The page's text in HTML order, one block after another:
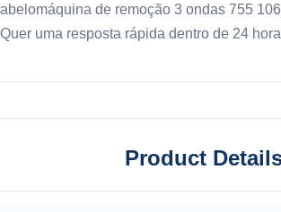
de remoção 3 ondas 755
uma resposta rápida dentro de 24
Product